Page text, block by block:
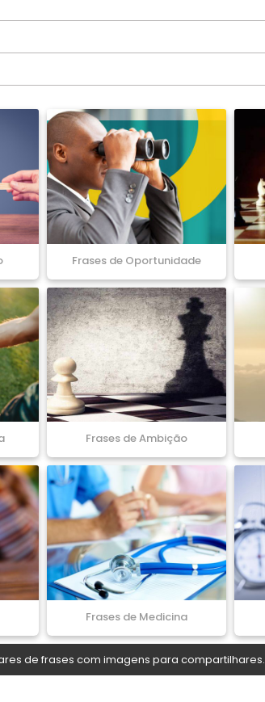
Frases de Oportunidade
Frases de Ambição
Frases de Medicina
de frases com imagens para compartilhares.